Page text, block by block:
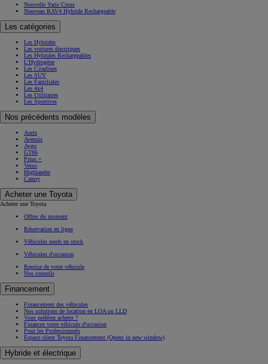
Nouvelle Yaris Cross
Nouveau RAV4 Hybride Rechargeable
Les catégories
Les Hybrides
Les voitures électriques
Les Hybrides Rechargeables
L'Hydrogène
Les Citadines
Les SUV
Les Familiales
Les 4x4
Les Utilitaires
Les Sportives
Nos précédents modèles
Auris
Avensis
Aygo
GT86
Prius +
Verso
Highlander
Camry
Acheter une Toyota
Acheter une Toyota
Offres du moment
Réservation en ligne
Véhicules neufs en stock
Véhicules d'occasion
Reprise de votre véhicule
Nos conseils
Financement
Financement des véhicules
Nos solutions de location en LOA ou LLD
Vous préférez acheter ?
Financez votre véhicule d'occasion
Pour les Professionnels
Espace client Toyota Financement (Opens in new window)
Hybride et électrique